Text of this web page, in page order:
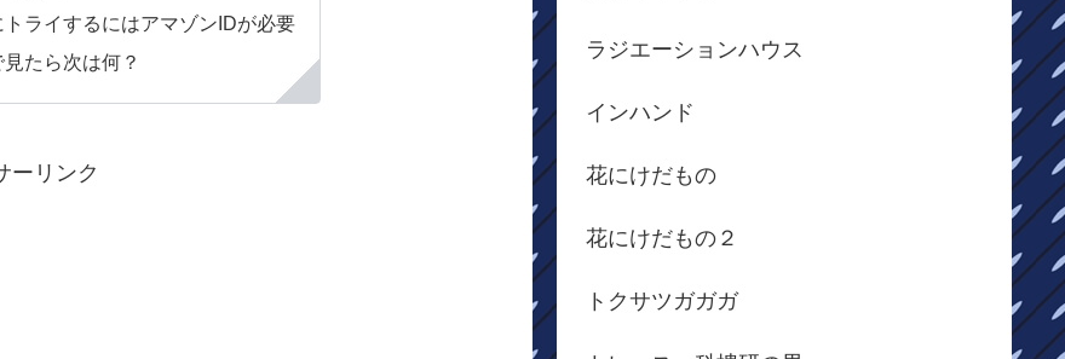
ライするにはアマゾンIDが必要
たら次は何？
ーリンク
ラジエーションハウス
インハンド
花にけだもの
花にけだもの２
トクサツガガガ